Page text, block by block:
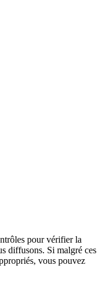
pour vérifier la
diffusons. Si malgré ces
vous pouvez